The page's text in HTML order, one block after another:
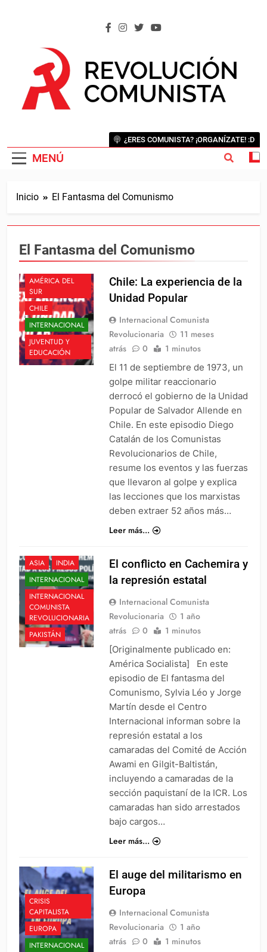
MENÚ
¿ERES COMUNISTA? ¡ORGANÍZATE! :D
Inicio El Fantasma del Comunismo
El Fantasma del Comunismo
AMÉRICA DEL
SUR
CHILE
INTERNACIONAL
JUVENTUD Y
EDUCACIÓN
Chile: La experiencia de la
Unidad Popular
Internacional Comunista
Revolucionaria
11 meses
atrás
0 1 minutos
El 11 de septiembre de 1973, un
golpe militar reaccionario
derrocó el gobierno de la Unidad
Popular de Salvador Allende en
Chile. En este episodio Diego
Catalán de los Comunistas
Revolucionarios de Chile,
resume los eventos y las fuerzas
que llevaron al golpe y explica
las lecciones que los marxistas
deben extraer 52 años más…
Leer más...
ASIA
INDIA
INTERNACIONAL
INTERNACIONAL
COMUNISTA
REVOLUCIONARIA
PAKISTÁN
El conflicto en Cachemira y
la represión estatal
Internacional Comunista
Revolucionaria
1 año
atrás
0 1 minutos
[Originalmente publicado en:
América Socialista] En este
episodio de El fantasma del
Comunismo, Sylvia Léo y Jorge
Martín desde el Centro
Internacional informan sobre la
represión estatal a los
camaradas del Comité de Acción
Awami en Gilgit-Baltistán,
incluyendo a camaradas de la
sección paquistaní de la ICR. Los
camaradas han sido arrestados
bajo cargos…
Leer más...
CRISIS
CAPITALISTA
EUROPA
INTERNACIONAL
El auge del militarismo en
Europa
Internacional Comunista
Revolucionaria
1 año
atrás
0 1 minutos